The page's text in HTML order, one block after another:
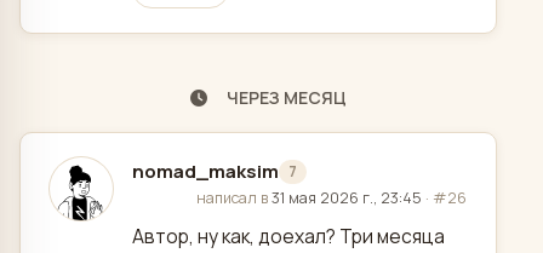
ЧЕРЕЗ МЕСЯЦ
nomad_maksim 7
отредактировано
написал в31 мая 2026 г., 23:45 · #26
Автор, ну как, доехал? Три месяца